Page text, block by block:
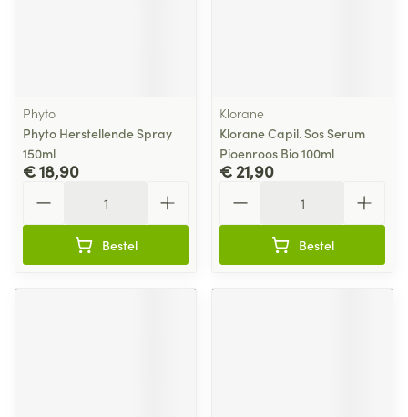
Phyto
Phyto Herstellende Spray
150ml
€ 18,90
Bestel
Klorane
Klorane Capil. Sos Serum
Pioenroos Bio 100ml
€ 21,90
Bestel